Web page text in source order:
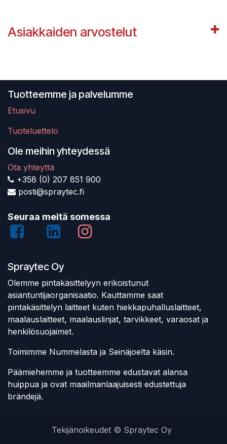
Asiakkaiden arvostelut
Tuotteemme ja palvelumme
Etusivu
Tuoteluettelo
Ole meihin yhteydessä
Ota yhteyttä
+358 (0) 207 851 900
posti@spraytec.fi
Seuraa meitä somessa
Spraytec Oy
Olemme pintakäsittelyyn erikoistunut
asiantuntijaorganisaatio. Kauttamme saat
pintakäsittelyn laitteet kuten hiekkapuhalluslaitteet,
maalauslaitteet, maalauslinjat, tarvikkeet, varaosat ja
henkilösuojaimet.
Toimimme Nummelasta ja Seinäjoelta käsin.
Päämiehemme ja tuotteemme edustavat alansa
huippua ja ovat maailmanlaajuisesti edustettuja
brändejä.
Tekijänoikeudet © Spraytec Oy